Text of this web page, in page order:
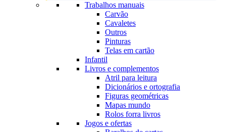
Trabalhos manuais
Carvão
Cavaletes
Outros
Pinturas
Telas em cartão
Infantil
Livros e complementos
Atril para leitura
Dicionários e ortografia
Figuras geométricas
Mapas mundo
Rolos forra livros
Jogos e ofertas